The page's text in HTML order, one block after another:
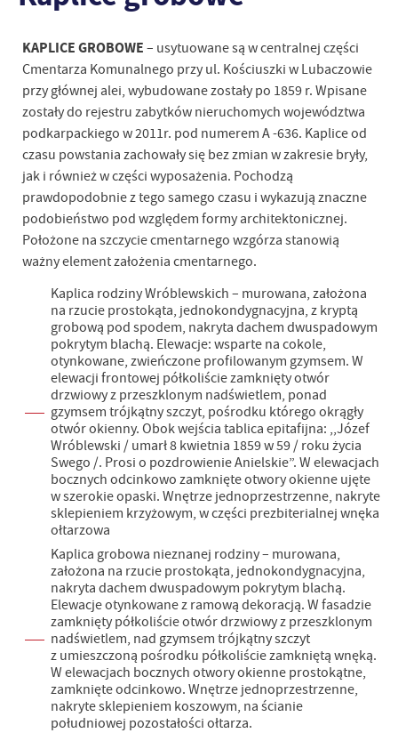
KAPLICE GROBOWE – usytuowane są w centralnej części
Cmentarza Komunalnego przy ul. Kościuszki w Lubaczowie
przy głównej alei, wybudowane zostały po 1859 r. Wpisane
zostały do rejestru zabytków nieruchomych województwa
podkarpackiego w 2011r. pod numerem A -636. Kaplice od
czasu powstania zachowały się bez zmian w zakresie bryły,
jak i również w części wyposażenia. Pochodzą
prawdopodobnie z tego samego czasu i wykazują znaczne
podobieństwo pod względem formy architektonicznej.
Położone na szczycie cmentarnego wzgórza stanowią
ważny element założenia cmentarnego.
Kaplica rodziny Wróblewskich – murowana, założona
na rzucie prostokąta, jednokondygnacyjna, z kryptą
grobową pod spodem, nakryta dachem dwuspadowym
pokrytym blachą. Elewacje: wsparte na cokole,
otynkowane, zwieńczone profilowanym gzymsem. W
elewacji frontowej półkoliście zamknięty otwór
drzwiowy z przeszklonym nadświetlem, ponad
gzymsem trójkątny szczyt, pośrodku którego okrągły
otwór okienny. Obok wejścia tablica epitafijna: ,,Józef
Wróblewski / umarł 8 kwietnia 1859 w 59 / roku życia
Swego /. Prosi o pozdrowienie Anielskie”. W elewacjach
bocznych odcinkowo zamknięte otwory okienne ujęte
w szerokie opaski. Wnętrze jednoprzestrzenne, nakryte
sklepieniem krzyżowym, w części prezbiterialnej wnęka
ołtarzowa
Kaplica grobowa nieznanej rodziny – murowana,
założona na rzucie prostokąta, jednokondygnacyjna,
nakryta dachem dwuspadowym pokrytym blachą.
Elewacje otynkowane z ramową dekoracją. W fasadzie
zamknięty półkoliście otwór drzwiowy z przeszklonym
nadświetlem, nad gzymsem trójkątny szczyt
z umieszczoną pośrodku półkoliście zamkniętą wnęką.
W elewacjach bocznych otwory okienne prostokątne,
zamknięte odcinkowo. Wnętrze jednoprzestrzenne,
nakryte sklepieniem koszowym, na ścianie
południowej pozostałości ołtarza.